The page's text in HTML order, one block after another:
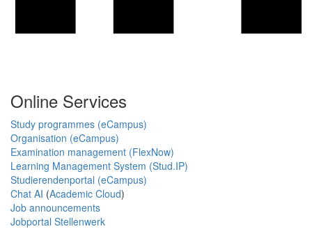
Online Services
Study programmes (eCampus)
Organisation (eCampus)
Examination management (FlexNow)
Learning Management System (Stud.IP)
Studierendenportal (eCampus)
Chat AI (Academic Cloud)
Job announcements
Jobportal Stellenwerk